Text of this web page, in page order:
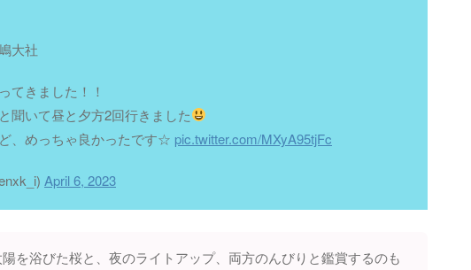
大社
てきました！！
聞いて昼と夕方2回行きました
、めっちゃ良かったです☆ pic.twitter.com/MXyA95tjFc
April 6, 2023
を浴びた桜と、夜のライトアップ、両方のんびりと鑑賞するのも